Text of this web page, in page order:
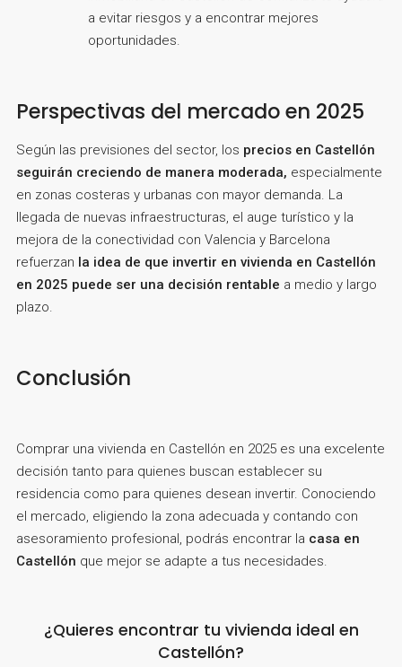
a evitar riesgos y a encontrar mejores
oportunidades.
Perspectivas del mercado en 2025
Según las previsiones del sector, los precios en Castellón
seguirán creciendo de manera moderada, especialmente
en zonas costeras y urbanas con mayor demanda. La
llegada de nuevas infraestructuras, el auge turístico y la
mejora de la conectividad con Valencia y Barcelona
refuerzan la idea de que invertir en vivienda en Castellón
en 2025 puede ser una decisión rentable a medio y largo
plazo.
Conclusión
Comprar una vivienda en Castellón en 2025 es una excelente
decisión tanto para quienes buscan establecer su
residencia como para quienes desean invertir. Conociendo
el mercado, eligiendo la zona adecuada y contando con
asesoramiento profesional, podrás encontrar la casa en
Castellón que mejor se adapte a tus necesidades.
¿Quieres encontrar tu vivienda ideal en
Castellón?